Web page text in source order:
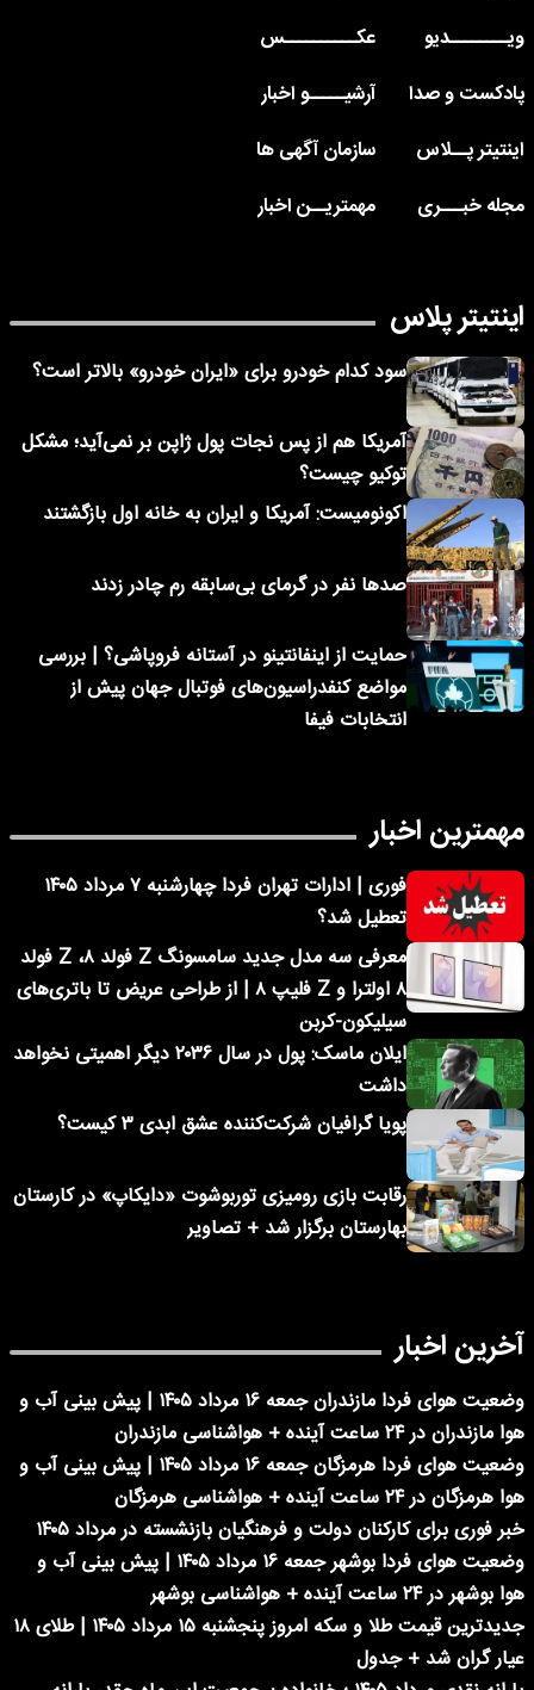
ویــــــــدیو
عکــــــــــس
پادکست و صدا
آرشیـــــو اخبار
اینتیتر پــلاس
سازمان آگهی ها
مجله خبـــری
مهمتریــن اخبار
اینتیتر پلاس
سود کدام خودرو برای «ایران خودرو» بالاتر است؟
آمریکا هم از پس نجات پول ژاپن بر نمی‌آید؛ مشکل
توکیو چیست؟
اکونومیست: آمریکا و ایران به خانه اول بازگشتند
صدها نفر در گرمای بی‌سابقه رم چادر زدند
حمایت از اینفانتینو در آستانه فروپاشی؟ | بررسی
مواضع کنفدراسیون‌های فوتبال جهان پیش از
انتخابات فیفا
مهمترین اخبار
فوری | ادارات تهران فردا چهارشنبه ۷ مرداد ۱۴۰۵
تعطیل شد؟
معرفی سه مدل جدید سامسونگ Z فولد ۸، Z فولد
۸ اولترا و Z فلیپ ۸ | از طراحی عریض تا باتری‌های
سیلیکون-کربن
ایلان ماسک: پول در سال ۲۰۳۶ دیگر اهمیتی نخواهد
داشت
پویا گرافیان شرکت‌کننده عشق ابدی ۳ کیست؟
رقابت بازی رومیزی توربوشوت «دایکاپ» در کارستان
بهارستان برگزار شد + تصاویر
آخرین اخبار
وضعیت هوای فردا مازندران جمعه ۱۶ مرداد ۱۴۰۵ | پیش بینی آب و
هوا مازندران در ۲۴ ساعت آینده + هواشناسی مازندران
وضعیت هوای فردا هرمزگان جمعه ۱۶ مرداد ۱۴۰۵ | پیش بینی آب و
هوا هرمزگان در ۲۴ ساعت آینده + هواشناسی هرمزگان
خبر فوری برای کارکنان دولت و فرهنگیان بازنشسته در مرداد ۱۴۰۵
وضعیت هوای فردا بوشهر جمعه ۱۶ مرداد ۱۴۰۵ | پیش بینی آب و
هوا بوشهر در ۲۴ ساعت آینده + هواشناسی بوشهر
جدیدترین قیمت طلا و سکه امروز پنجشنبه ۱۵ مرداد ۱۴۰۵ | طلای ۱۸
عیار گران شد + جدول